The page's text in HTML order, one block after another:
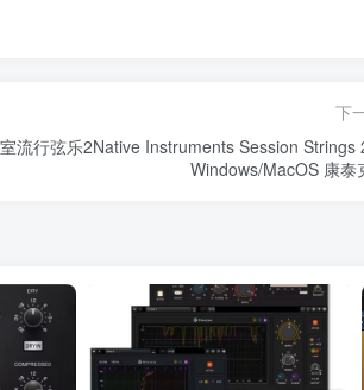
下
流行弦乐2Native Instruments Session Strings
Windows/MacOS 康泰